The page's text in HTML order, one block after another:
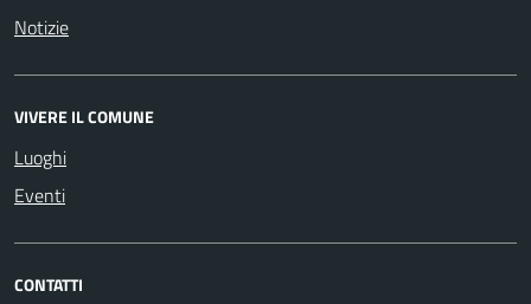
Notizie
VIVERE IL COMUNE
Luoghi
Eventi
CONTATTI